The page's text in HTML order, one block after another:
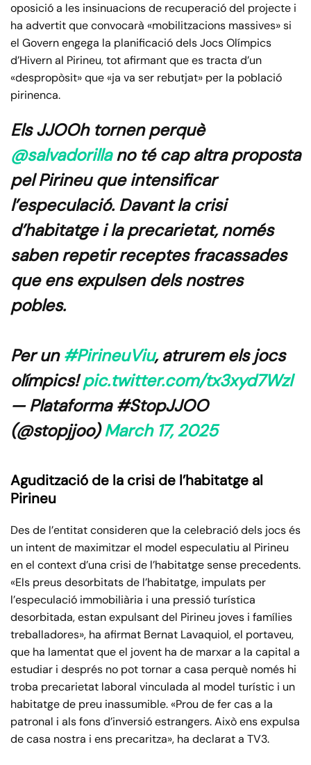
oposició a les insinuacions de recuperació del projecte i
ha advertit que convocarà «mobilitzacions massives» si
el Govern engega la planificació dels Jocs Olímpics
d’Hivern al Pirineu, tot afirmant que es tracta d’un
«despropòsit» que «ja va ser rebutjat» per la població
pirinenca.
Els JJOOh tornen perquè
@salvadorillano té cap altra proposta
pel Pirineu que intensificar
l’especulació. Davant la crisi
d’habitatge i la precarietat, només
saben repetir receptes fracassades
que ens expulsen dels nostres
pobles.
Per un#PirineuViu, atrurem els jocs
olímpics!pic.twitter.com/tx3xyd7Wzl
— Plataforma #StopJJOO
(@stopjjoo)March 17, 2025
Agudització de la crisi de l’habitatge al
Pirineu
Des de l’entitat consideren que la celebració dels jocs és
un intent de maximitzar el model especulatiu al Pirineu
en el context d’una crisi de l’habitatge sense precedents.
«Els preus desorbitats de l’habitatge, impulats per
l’especulació immobiliària i una pressió turística
desorbitada, estan expulsant del Pirineu joves i famílies
treballadores», ha afirmat Bernat Lavaquiol, el portaveu,
que ha lamentat que el jovent ha de marxar a la capital a
estudiar i després no pot tornar a casa perquè només hi
troba precarietat laboral vinculada al model turístic i un
habitatge de preu inassumible. «Prou de fer cas a la
patronal i als fons d’inversió estrangers. Això ens expulsa
de casa nostra i ens precaritza», ha declarat a TV3.